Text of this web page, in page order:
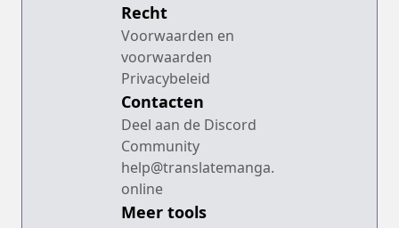
Recht
Voorwaarden en
voorwaarden
Privacybeleid
Contacten
Deel aan de Discord
Community
help@translatemanga.
online
Meer tools